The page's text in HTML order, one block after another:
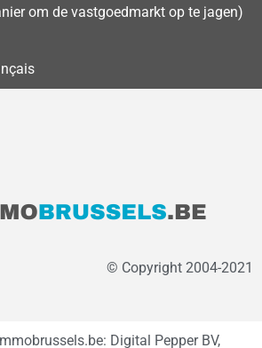
om de vastgoedmarkt op te jagen)
© Copyright 2004-2021
Digital Pepper BV,